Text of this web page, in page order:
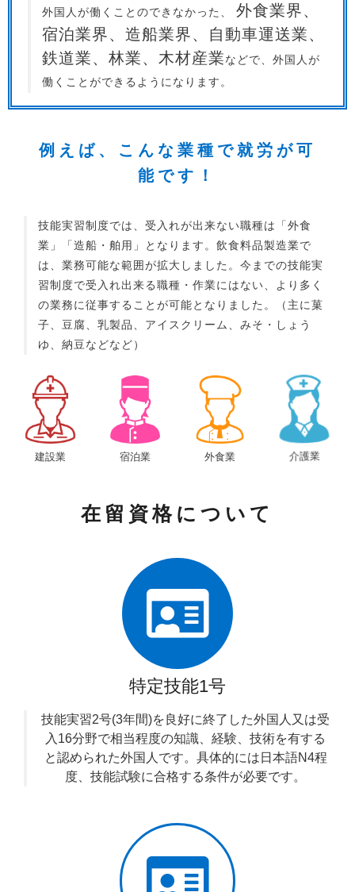
外国人が働くことのできなかった、 外食業界、
宿泊業界、造船業界、自動車運送業、
鉄道業、林業、木材産業などで、外国人が
働くことができるようになります。
例えば、こんな業種で就労が可
能です！
技能実習制度では、受入れが出来ない職種は「外食
業」「造船・舶用」となります。飲食料品製造業で
は、業務可能な範囲が拡大しました。今までの技能実
習制度で受入れ出来る職種・作業にはない、より多く
の業務に従事することが可能となりました。（主に菓
子、豆腐、乳製品、アイスクリーム、みそ・しょう
ゆ、納豆などなど）
建設業 宿泊業 外食業 介護業
在留資格について
特定技能1号
技能実習2号(3年間)を良好に終了した外国人又は受
入16分野で相当程度の知識、経験、技術を有する
と認められた外国人です。具体的には日本語N4程
度、技能試験に合格する条件が必要です。